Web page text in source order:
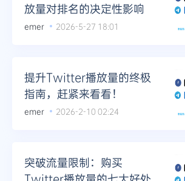
放量对排名的决定性影响
emer 2026-5-27 18:01
提升Twitter播放量的终极
指南，赶紧来看看！
emer 2026-2-10 02:24
突破流量限制：购买